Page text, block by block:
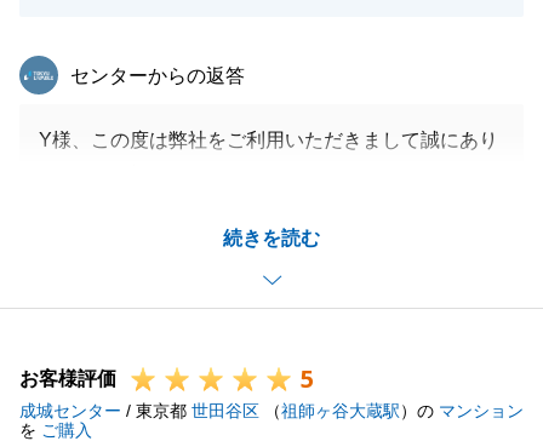
続きを読む
東急リバブル
センターからの返答
Y様、この度は弊社をご利用いただきまして誠にあり
今後も多くのお客様のお力になれるよう社員一同精進
してまいります。
連絡いただけますと幸いです。
引き続き末永いお付き合いのほどよろしくお願い申し
お客様評価 5
成城センター / 東京都 世田谷区 （祖師ヶ谷大蔵駅）の マンション
を ご購入